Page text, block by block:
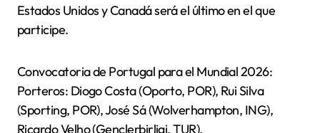
Estados Unidos y Canadá será el último en el que
participe.
Convocatoria de Portugal para el Mundial 2026:
Porteros: Diogo Costa (Oporto, POR), Rui Silva
(Sporting, POR), José Sá (Wolverhampton, ING),
Ricardo Velho (Gençlerbirligi, TUR).